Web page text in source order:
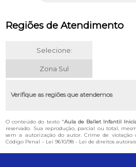
Regiões de Atendimento
Selecione:
Zona Sul
Verifique as regiões que atendemos
O conteúdo do texto "Aula de Ballet Infantil
reservado. Sua reprodução, parcial ou total,
sem a autorização do autor. Crime de
Código Penal – Lei 9610/98 - Lei de direitos